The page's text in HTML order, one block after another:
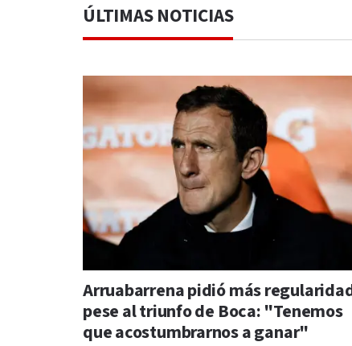
ÚLTIMAS NOTICIAS
Arruabarrena pidió más
pese al triunfo de Boca: "Tenemos
que acostumbrarnos a ganar"